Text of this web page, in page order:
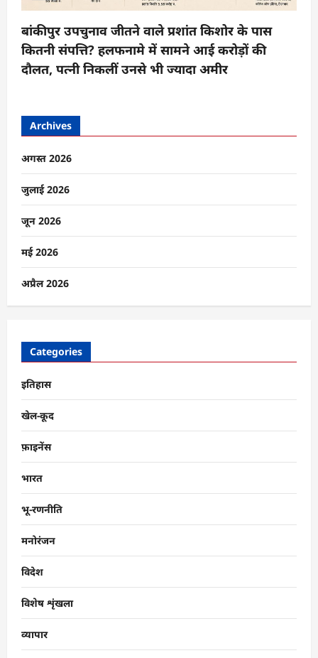
बांकीपुर उपचुनाव जीतने वाले प्रशांत किशोर के पास
कितनी संपत्ति? हलफनामे में सामने आई करोड़ों की
दौलत, पत्नी निकलीं उनसे भी ज्यादा अमीर
Archives
अगस्त 2026
जुलाई 2026
जून 2026
मई 2026
अप्रैल 2026
Categories
इतिहास
खेल-कूद
फ़ाइनेंस
भारत
भू-रणनीति
मनोरंजन
विदेश
विशेष शृंखला
व्यापार